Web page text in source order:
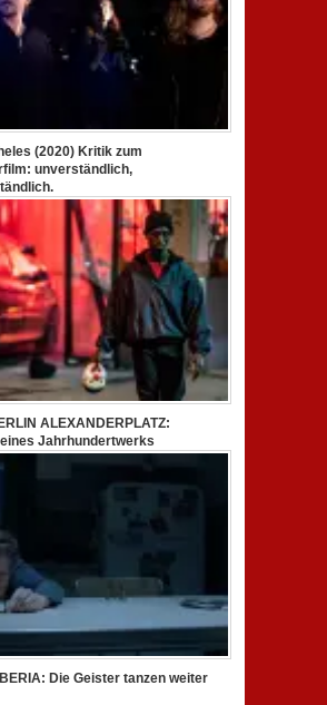
(2020) Kritik zum
unverständlich,
ALEXANDERPLATZ:
Jahrhundertwerks
Die Geister tanzen weiter